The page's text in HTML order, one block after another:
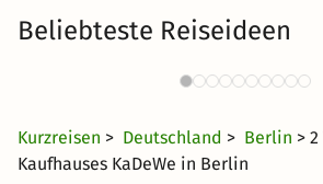
Beliebteste Reiseideen
Städtereisen nach
797 Angebote
Kurzreisen > Deutschland > Berlin >
Kaufhauses KaDeWe in Berlin